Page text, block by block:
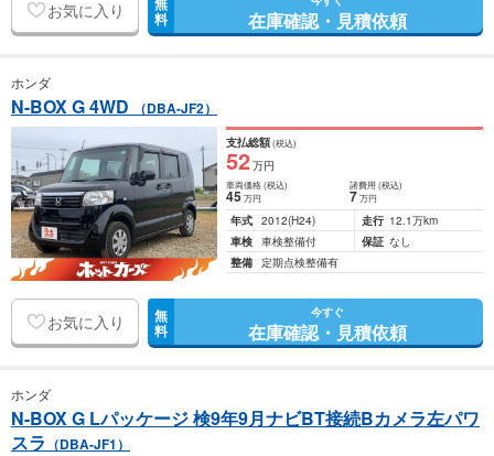
お気に入り 料 在庫確認・見積依頼
ホンダ
N-BOX G 4WD （DBA-JF2）
支払総額(税込)
52万円
車両価格(税込)
45万円
諸費用 (税込)
7 万円
年式 2012(H24) 走行 12.1万km
車検 車検整備付 保証 なし
整備 定期点検整備有
お気に入り 無
料
今すぐ
在庫確認・見積依頼
ホンダ
N-BOX G Lパッケージ 検9年9月ナビBT接続Bカメラ左パワ
スラ （DBA-JF1）